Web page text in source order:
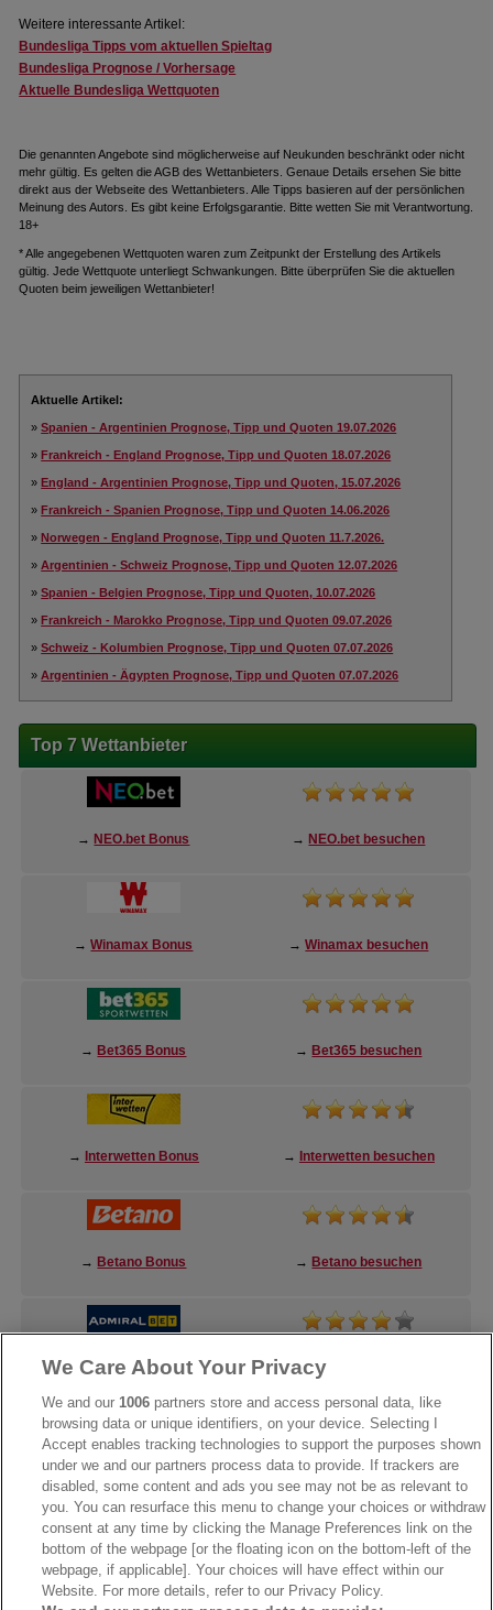
Weitere interessante Artikel:
Bundesliga Tipps vom aktuellen Spieltag
Bundesliga Prognose / Vorhersage
Aktuelle Bundesliga Wettquoten
Die genannten Angebote sind möglicherweise auf Neukunden beschränkt oder nicht
mehr gültig. Es gelten die AGB des Wettanbieters. Genaue Details ersehen Sie bitte
direkt aus der Webseite des Wettanbieters. Alle Tipps basieren auf der persönlichen
Meinung des Autors. Es gibt keine Erfolgsgarantie. Bitte wetten Sie mit Verantwortung.
18+
* Alle angegebenen Wettquoten waren zum Zeitpunkt der Erstellung des Artikels
gültig. Jede Wettquote unterliegt Schwankungen. Bitte überprüfen Sie die aktuellen
Quoten beim jeweiligen Wettanbieter!
Aktuelle Artikel:
»Spanien - Argentinien Prognose, Tipp und Quoten 19.07.2026
»Frankreich - England Prognose, Tipp und Quoten 18.07.2026
»England - Argentinien Prognose, Tipp und Quoten, 15.07.2026
»Frankreich - Spanien Prognose, Tipp und Quoten 14.06.2026
»Norwegen - England Prognose, Tipp und Quoten 11.7.2026.
»Argentinien - Schweiz Prognose, Tipp und Quoten 12.07.2026
»Spanien - Belgien Prognose, Tipp und Quoten, 10.07.2026
»Frankreich - Marokko Prognose, Tipp und Quoten 09.07.2026
»Schweiz - Kolumbien Prognose, Tipp und Quoten 07.07.2026
»Argentinien - Ägypten Prognose, Tipp und Quoten 07.07.2026
Top 7 Wettanbieter
→ NEO.bet Bonus → NEO.bet besuchen
→Winamax Bonus →Winamax besuchen
→ Bet365 Bonus → Bet365 besuchen
→ Interwetten Bonus → Interwetten besuchen
→ Betano Bonus → Betano besuchen
→AdmiralBet Bonus →AdmiralBet besuchen
→Bwin Bonus →Bwin besuchen
We Care About Your Privacy
We and our1006 partners store and access personal data, like
browsing data or unique identifiers, on your device. Selecting I
Accept enables tracking technologies to support the purposes shown
under we and our partners process data to provide. If trackers are
disabled, some content and ads you see may not be as relevant to
you. You can resurface this menu to change your choices or withdraw
consent at any time by clicking the Manage Preferences link on the
bottom of the webpage [or the floating icon on the bottom-left of the
webpage, if applicable]. Your choices will have effect within our
Website. For more details, refer to our Privacy Policy.